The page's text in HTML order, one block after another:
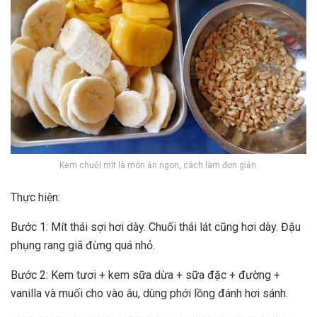
Kem chuối mít là món ăn ngon, cách làm đơn giản.
Thực hiện:
Bước 1: Mít thái sợi hơi dày. Chuối thái lát cũng hơi dày. Đậu
phụng rang giã đừng quá nhỏ.
Bước 2: Kem tươi + kem sữa dừa + sữa đặc + đường +
vanilla và muối cho vào âu, dùng phới lồng đánh hơi sánh.